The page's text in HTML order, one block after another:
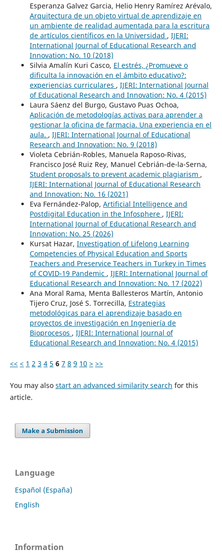
Esperanza Galvez Garcia, Helio Henry Ramírez Arévalo,
Arquitectura de un objeto virtual de aprendizaje en
un ambiente de realidad aumentada para la escritura
de artículos científicos en la Universidad , IJERI:
International Journal of Educational Research and
Innovation: No. 10 (2018)
Silvia Amalín Kuri Casco, El estrés, ¿Promueve o
dificulta la innovación en el ámbito educativo?:
experiencias curriculares , IJERI: International Journal
of Educational Research and Innovation: No. 4 (2015)
Laura Sáenz del Burgo, Gustavo Puas Ochoa,
Aplicación de metodologías activas para aprender a
gestionar la oficina de farmacia. Una experiencia en el
aula. , IJERI: International Journal of Educational
Research and Innovation: No. 9 (2018)
Violeta Cebrián-Robles, Manuela Raposo-Rivas,
Francisco José Ruiz Rey, Manuel Cebrián-de-la-Serna,
Student proposals to prevent academic plagiarism ,
IJERI: International Journal of Educational Research
and Innovation: No. 16 (2021)
Eva Fernández-Palop, Artificial Intelligence and
Postdigital Education in the Infosphere , IJERI:
International Journal of Educational Research and
Innovation: No. 25 (2026)
Kursat Hazar, Investigation of Lifelong Learning
Competencies of Physical Education and Sports
Teachers and Preservice Teachers in Turkey in Times
of COVID-19 Pandemic , IJERI: International Journal of
Educational Research and Innovation: No. 17 (2022)
Ana Moral Rama, Menta Ballesteros Martín, Antonio
Tijero Cruz, José S. Torrecilla, Estrategias
metodológicas para el aprendizaje basado en
proyectos de investigación en Ingeniería de
Bioprocesos , IJERI: International Journal of
Educational Research and Innovation: No. 4 (2015)
<< < 1 2 3 4 5 6 7 8 9 10 > >>
You may also start an advanced similarity search for this
article.
Make a Submission
Language
Español (España)
English
Information